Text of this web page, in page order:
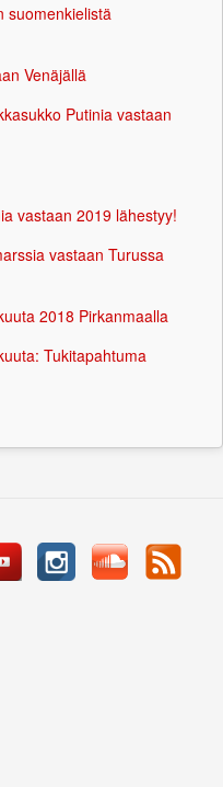
suomenkielistä
Venäjällä
Putinia vastaan
vastaan 2019 lähestyy!
vastaan Turussa
2018 Pirkanmaalla
Tukitapahtuma